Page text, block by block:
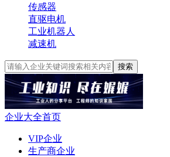
传感器
直驱电机
工业机器人
减速机
搜索
企业大全首页
VIP企业
生产商企业